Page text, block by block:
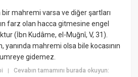
mahremi varsa ve diğer şartları
farz olan hacca gitmesine engel
(İbn Kudâme, el-Muğnî, V, 31).
yanında mahremi olsa bile kocasının
gidemez.
|Cevabın tamamını burada okuyun: